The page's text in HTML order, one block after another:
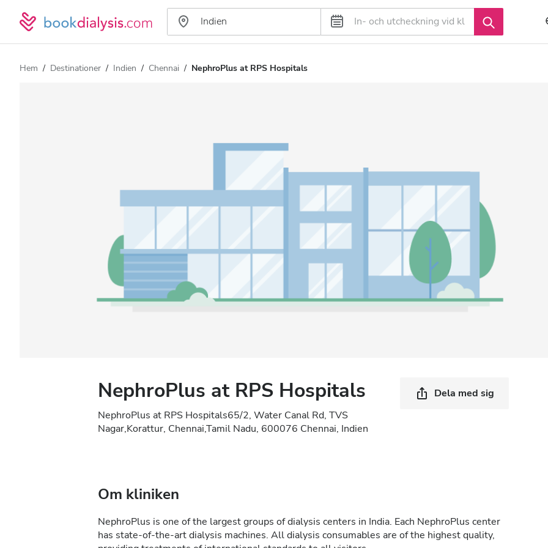
Hem Destinationer Indien Chennai NephroPlus at RPS Hospitals
NephroPlus at RPS Hospitals
NephroPlus at RPS Hospitals65/2, Water Canal Rd, TVS
Nagar,Korattur, Chennai,Tamil Nadu, 600076 Chennai, Indien
Dela med sig
Om kliniken
NephroPlus is one of the largest groups of dialysis centers in India. Each NephroPlus center
has state-of-the-art dialysis machines. All dialysis consumables are of the highest quality,